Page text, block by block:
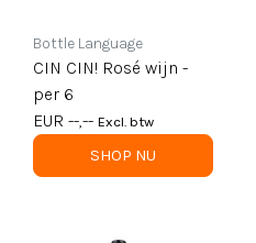
Bottle Language
CIN CIN! Rosé wijn -
per 6
EUR --,-- Excl. btw
SHOP NU